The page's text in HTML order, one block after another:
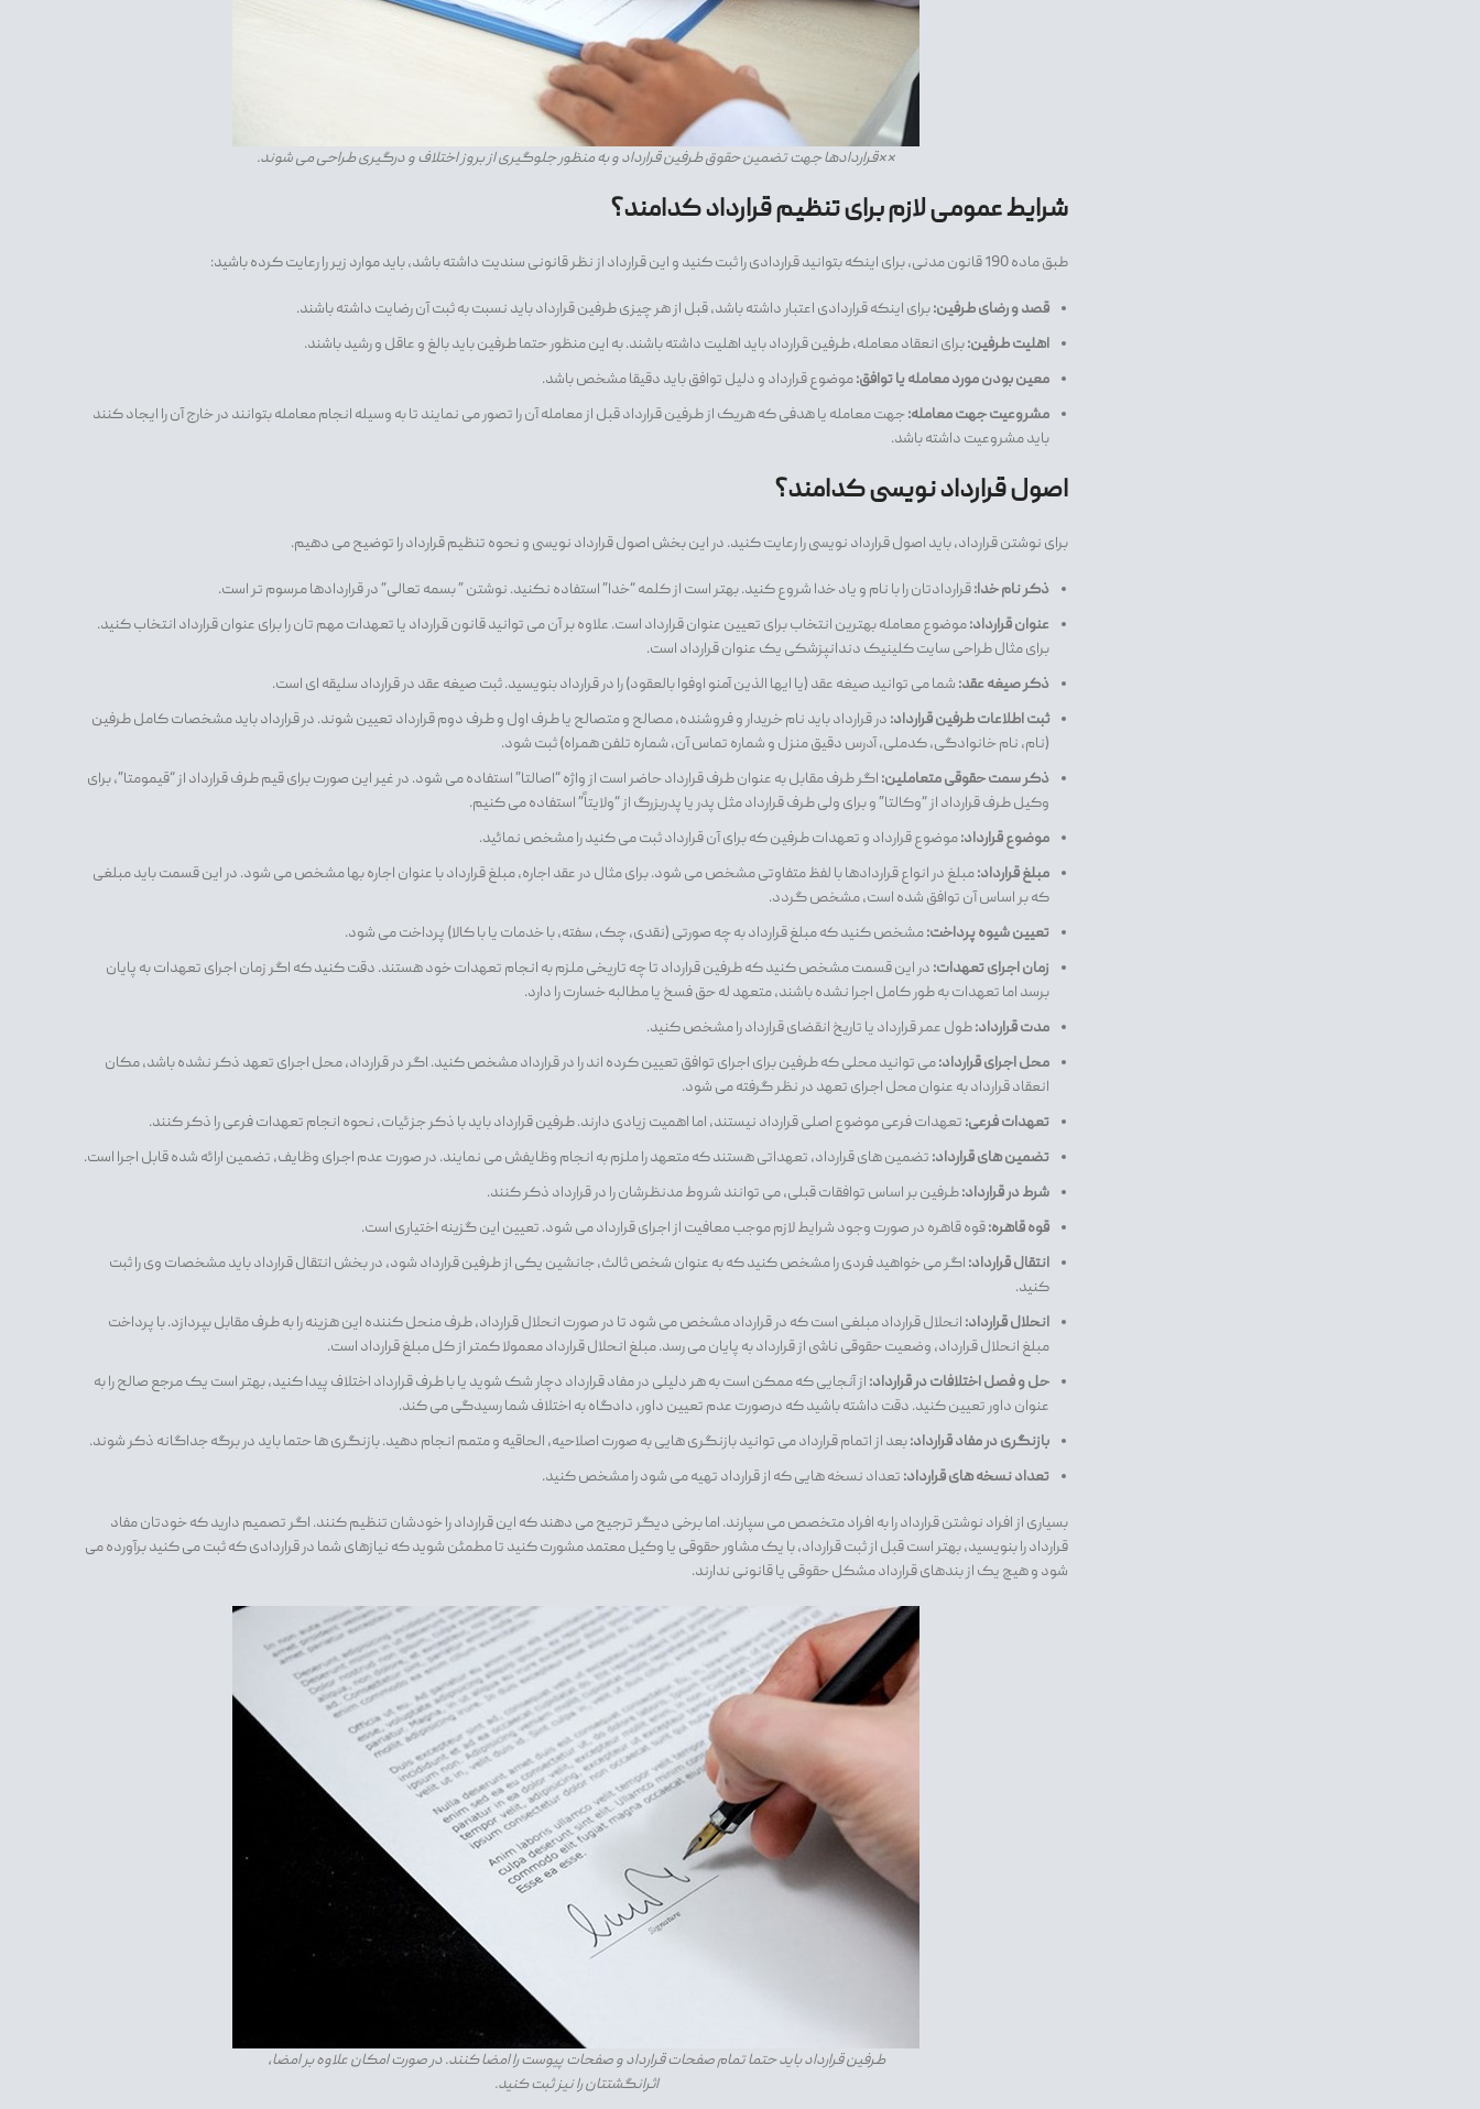
**قراردادها جهت تضمین حقوق طرفین قرارداد و به منظور جلوگیری از بروز اختلاف و درگیری طراحی می شوند.
شرایط عمومی لازم برای تنظیم قرارداد کدامند؟
طبق ماده 190 قانون مدنی، برای اینکه بتوانید قراردادی را ثبت کنید و این قرارداد از نظر قانونی سندیت داشته باشد، باید موارد زیر را رعایت کرده باشید:
قصد و رضای طرفین:برای اینکه قراردادی اعتبار داشته باشد، قبل از هر چیزی طرفین قرارداد باید نسبت به ثبت آن رضایت داشته باشند.
اهلیت طرفین:برای انعقاد معامله، طرفین قرارداد باید اهلیت داشته باشند. به این منظور حتما طرفین باید بالغ و عاقل و رشید باشند.
معین بودن مورد معامله یا توافق:موضوع قرارداد و دلیل توافق باید دقیقا مشخص باشد.
مشروعیت جهت معامله:جهت معامله یا هدفی که هریک از طرفین قرارداد قبل از معامله آن را تصور می نمایند تا به وسیله انجام معامله بتوانند در خارج آن را ایجاد کنند
باید مشروعیت داشته باشد.
اصول قرارداد نویسی کدامند؟
برای نوشتن قرارداد، باید اصول قرارداد نویسی را رعایت کنید. در این بخش اصول قرارداد نویسی و نحوه تنظیم قرارداد را توضیح می دهیم.
ذکر نام خدا:قراردادتان را با نام و یاد خدا شروع کنید. بهتر است از کلمه “خدا” استفاده نکنید. نوشتن ” بسمه تعالی” در قراردادها مرسوم تر است.
عنوان قرارداد:موضوع معامله بهترین انتخاب برای تعیین عنوان قرارداد است. علاوه بر آن می توانید قانون قرارداد یا تعهدات مهم تان را برای عنوان قرارداد انتخاب کنید.
برای مثال طراحی سایت کلینیک دندانپزشکی یک عنوان قرارداد است.
ذکر صیغه عقد: شما می توانید صیغه عقد (یا ایها الذین آمنو اوفوا بالعقود) را در قرارداد بنویسید. ثبت صیغه عقد در قرارداد سلیقه ای است.
ثبت اطلاعات طرفین قرارداد: در قرارداد باید نام خریدار و فروشنده، مصالح و متصالح یا طرف اول و طرف دوم قرارداد تعیین شوند. در قرارداد باید مشخصات کامل طرفین
(نام، نام خانوادگی، کدملی، آدرس دقیق منزل و شماره تماس آن، شماره تلفن همراه) ثبت شود.
ذکر سمت حقوقی متعاملین: اگر طرف مقابل به عنوان طرف قرارداد حاضر است از واژه “اصالتا” استفاده می شود. در غیر این صورت برای قیم طرف قرارداد از “قیمومتا”، برای
وکیل طرف قرارداد از “وکالتا” و برای ولی طرف قرارداد مثل پدر یا پدربزرگ از “ولایتاً” استفاده می کنیم.
موضوع قرارداد:موضوع قرارداد و تعهدات طرفین که برای آن قرارداد ثبت می کنید را مشخص نمائید.
مبلغ قرارداد:مبلغ در انواع قراردادها با لفظ متفاوتی مشخص می شود. برای مثال در عقد اجاره، مبلغ قرارداد با عنوان اجاره بها مشخص می شود. در این قسمت باید مبلغی
که بر اساس آن توافق شده است، مشخص گردد.
تعیین شیوه پرداخت:مشخص کنید که مبلغ قرارداد به چه صورتی (نقدی، چک، سفته، با خدمات یا با کالا) پرداخت می شود.
زمان اجرای تعهدات: در این قسمت مشخص کنید که طرفین قرارداد تا چه تاریخی ملزم به انجام تعهدات خود هستند. دقت کنید که اگر زمان اجرای تعهدات به پایان
برسد اما تعهدات به طور کامل اجرا نشده باشند، متعهد له حق فسخ یا مطالبه خسارت را دارد.
مدت قرارداد:طول عمر قرارداد یا تاریخ انقضای قرارداد را مشخص کنید.
محل اجرای قرارداد:می توانید محلی که طرفین برای اجرای توافق تعیین کرده اند را در قرارداد مشخص کنید. اگر در قرارداد، محل اجرای تعهد ذکر نشده باشد، مکان
انعقاد قرارداد به عنوان محل اجرای تعهد در نظر گرفته می شود.
تعهدات فرعی: تعهدات فرعی موضوع اصلی قرارداد نیستند، اما اهمیت زیادی دارند. طرفین قرارداد باید با ذکر جزئیات، نحوه انجام تعهدات فرعی را ذکر کنند.
تضمین های قرارداد: تضمین های قرارداد، تعهداتی هستند که متعهد را ملزم به انجام وظایفش می نمایند. در صورت عدم اجرای وظایف، تضمین ارائه شده قابل اجرا است.
شرط در قرارداد:طرفین بر اساس توافقات قبلی، می توانند شروط مدنظرشان را در قرارداد ذکر کنند.
قوه قاهره:قوه قاهره در صورت وجود شرایط لازم موجب معافیت از اجرای قرارداد می شود. تعیین این گزینه اختیاری است.
انتقال قرارداد: اگر می خواهید فردی را مشخص کنید که به عنوان شخص ثالث، جانشین یکی از طرفین قرارداد شود، در بخش انتقال قرارداد باید مشخصات وی را ثبت
کنید.
انحلال قرارداد: انحلال قرارداد مبلغی است که در قرارداد مشخص می شود تا در صورت انحلال قرارداد، طرف منحل کننده این هزینه را به طرف مقابل بپردازد. با پرداخت
مبلغ انحلال قرارداد، وضعیت حقوقی ناشی از قرارداد به پایان می رسد. مبلغ انحلال قرارداد معمولا کمتر از کل مبلغ قرارداد است.
حل و فصل اختلافات در قرارداد: از آنجایی که ممکن است به هر دلیلی در مفاد قرارداد دچار شک شوید یا با طرف قرارداد اختلاف پیدا کنید، بهتر است یک مرجع صالح را به
عنوان داور تعیین کنید. دقت داشته باشید که درصورت عدم تعیین داور، دادگاه به اختلاف شما رسیدگی می کند.
بازنگری در مفاد قرارداد:بعد از اتمام قرارداد می توانید بازنگری هایی به صورت اصلاحیه، الحاقیه و متمم انجام دهید. بازنگری ها حتما باید در برگه جداگانه ذکر شوند.
تعداد نسخه های قرارداد: تعداد نسخه هایی که از قرارداد تهیه می شود را مشخص کنید.
بسیاری از افراد نوشتن قرارداد را به افراد متخصص می سپارند. اما برخی دیگر ترجیح می دهند که این قرارداد را خودشان تنظیم کنند. اگر تصمیم دارید که خودتان مفاد
قرارداد را بنویسید، بهتر است قبل از ثبت قرارداد، با یک مشاور حقوقی یا وکیل معتمد مشورت کنید تا مطمئن شوید که نیازهای شما در قراردادی که ثبت می کنید برآورده می
شود و هیچ یک از بندهای قرارداد مشکل حقوقی یا قانونی ندارند.
طرفین قرارداد باید حتما تمام صفحات قرارداد و صفحات پیوست را امضا کنند. در صورت امکان علاوه بر امضا،
اثرانگشتتان را نیز ثبت کنید.